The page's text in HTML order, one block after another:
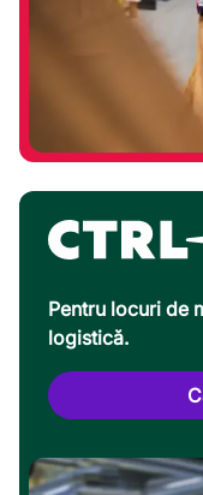
Pentru locuri de
logistică.